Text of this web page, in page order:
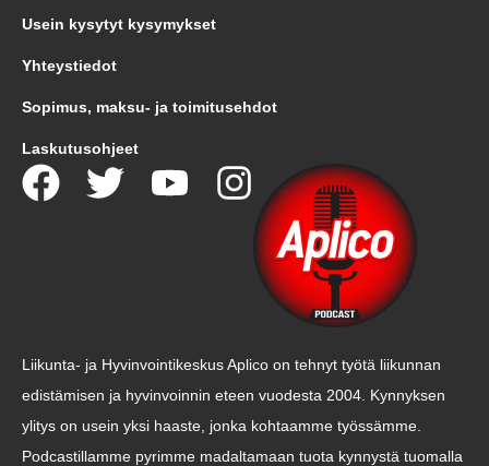
Usein kysytyt kysymykset
Yhteystiedot
Sopimus, maksu- ja toimitusehdot
Laskutusohjeet
Liikunta- ja Hyvinvointikeskus Aplico on tehnyt työtä liikunnan
edistämisen ja hyvinvoinnin eteen vuodesta 2004. Kynnyksen
ylitys on usein yksi haaste, jonka kohtaamme työssämme.
Podcastillamme pyrimme madaltamaan tuota kynnystä tuomalla